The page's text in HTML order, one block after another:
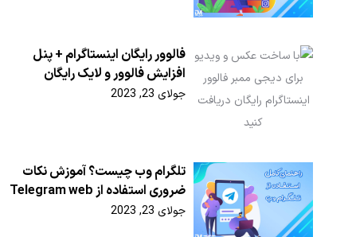
فالوور رایگان اینستاگرام + پنل
افزایش فالوور و لایک رایگان
جولای 23, 2023
تلگرام وب چیست؟ آموزش نکات
ضروری استفاده از Telegram web
جولای 23, 2023